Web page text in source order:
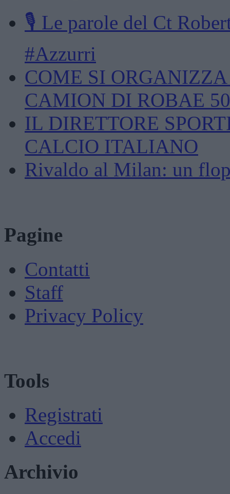
🎙️ Le parole del Ct
#Azzurri
COME SI
CAMION DI ROBAE
IL DIRETTORE
CALCIO ITALIANO
Rivaldo al Milan: un
Pagine
Contatti
Staff
Privacy Policy
Tools
Registrati
Accedi
Archivio